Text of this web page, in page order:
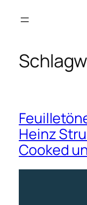
Inhalt
Heinz
Cooked